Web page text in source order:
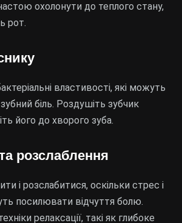
охолонути до теплого стану,
рот.
властивості, які можуть
біль. Роздушіть зубчик
його до хворого зуба.
розслаблення
і розслабитися, оскільки стрес і
посилювати відчуття болю.
релаксації, такі як глибоке